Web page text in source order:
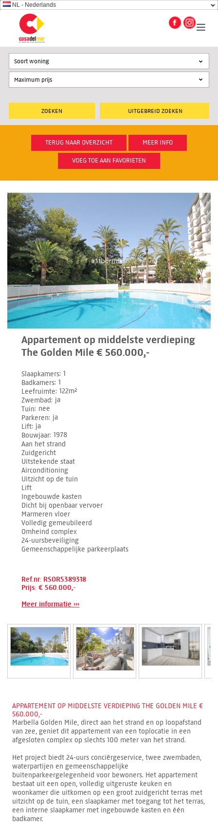
NL - Nederlands
UITGEBREID ZOEKEN
Soort woning
TERUG NAAR OVERZICHT MEER INFO
VOEG TOE AAN FAVORIETEN
Appartement op middelste verdieping
The Golden Mile € 560.000,-
Slaapkamers 1
Badkamers 1
Leefruimte 122m²
Zwembad ja
Tuin nee
Parkeren ja
Lift ja
Bouwjaar 1978
Aan het strand
Zuidgericht
Uitstekende staat
Airconditioning
Uitzicht op de tuin
Lift
Ingebouwde kasten
Dicht bij openbaar vervoer
Marmeren vloer
Volledig gemeubileerd
Omheind complex
24-uursbeveiliging
Gemeenschappelijke parkeerplaats
Ref.nr: RSOR5389318
Prijs: € 560.000,-
Meer informatie ›››
APPARTEMENT OP MIDDELSTE VERDIEPING THE GOLDEN MILE €
560.000,-
Marbella Golden Mile, direct aan het strand en op loopafstand
van zee, geniet dit appartement van een toplocatie in een
afgesloten complex op slechts 100 meter van het strand.
Het project biedt 24-uurs conciërgeservice, twee zwembaden,
waterpartijen en gemeenschappelijke
buitenparkeergelegenheid voor bewoners. Het appartement
bestaat uit een open, volledig uitgeruste keuken en
woonkamer die uitkomen op een groot zuidgericht terras met
uitzicht op de tuin, een slaapkamer met toegang tot het terras,
een interne slaapkamer met ingebouwde kasten en één
badkamer.